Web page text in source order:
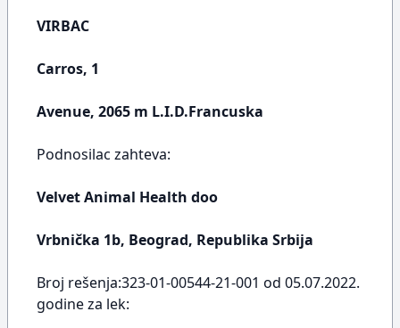
VIRBAC
Carros, 1
Avenue, 2065 m L.I.D.Francuska
Podnosilac zahteva:
Velvet Animal Health doo
Vrbnička 1b, Beograd, Republika Srbija
Broj rešenja:323-01-00544-21-001 od 05.07.2022.
godine za lek: